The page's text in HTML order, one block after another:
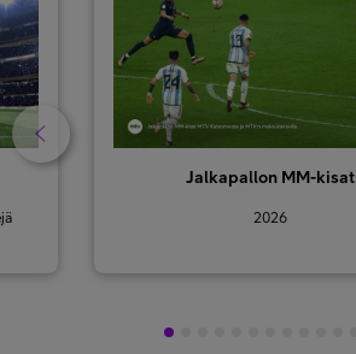
Jalkapallon MM-kisat
2026
1